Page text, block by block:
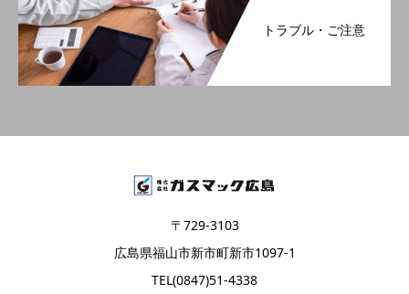
トラブル・ご注意
〒729-3103
広島県福山市新市町新市1097-1
TEL(0847)51-4338